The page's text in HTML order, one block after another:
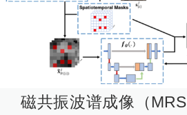
磁共振波谱成像（